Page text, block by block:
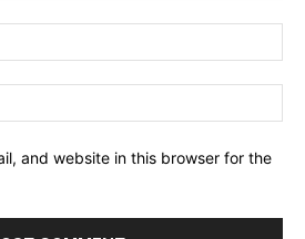
and website in this browser for the